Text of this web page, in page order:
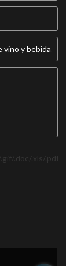
.doc/.xls/.pdf,